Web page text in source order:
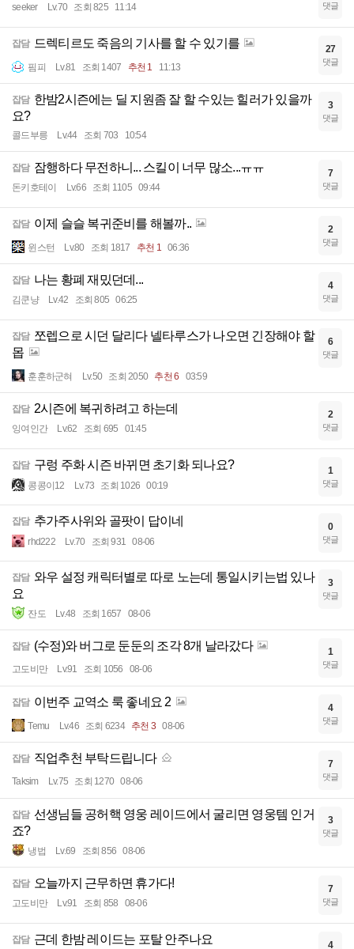
seeker Lv.70 조회 825 11:14 댓글
잡담 드렉티르도 죽음의 기사를 할 수 있기를
핌피 Lv.81 조회 1407 추천 1 11:13
27
댓글
잡담 한밤2시즌에는 딜 지원좀 잘 할 수있는 힐러가 있을까
요?
콜드부릉 Lv.44 조회 703 10:54
3
댓글
잡담 잠행하다 무전하니... 스킬이 너무 많소...ㅠㅠ
돈키호테이 Lv.66 조회 1105 09:44
7
댓글
잡담 이제 슬슬 복귀준비를 해볼까..
윈스턴 Lv.80 조회 1817 추천 1 06:36
2
댓글
잡담 나는 황폐 재밌던데...
김쿤냥 Lv.42 조회 805 06:25
4
댓글
잡담 쪼렙으로 시던 달리다 넬타루스가 나오면 긴장해야 할
몹
훈훈하군혀 Lv.50 조회 2050 추천 6 03:59
6
댓글
잡담 2시즌에 복귀하려고 하는데
잉여인간 Lv.62 조회 695 01:45
2
댓글
잡담 구렁 주화 시즌 바뀌면 초기화 되나요?
콩콩이12 Lv.73 조회 1026 00:19
1
댓글
잡담 추가주사위와 골팟이 답이네
rhd222 Lv.70 조회 931 08-06
0
댓글
잡담 와우 설정 캐릭터별로 따로 노는데 통일시키는법 있나
요
잔도 Lv.48 조회 1657 08-06
3
댓글
잡담 (수정)와 버그로 둔둔의 조각 8개 날라갔다
고도비만 Lv.91 조회 1056 08-06
1
댓글
잡담 이번주 교역소 룩 좋네요 2
Temu Lv.46 조회 6234 추천 3 08-06
4
댓글
잡담 직업추천 부탁드립니다
Taksim Lv.75 조회 1270 08-06
7
댓글
잡담 선생님들 공허핵 영웅 레이드에서 굴리면 영웅템 인거
죠?
냉법 Lv.69 조회 856 08-06
3
댓글
잡담 오늘까지 근무하면 휴가다!
고도비만 Lv.91 조회 858 08-06
7
댓글
잡담 근데 한밤 레이드는 포탈 안주나요 4